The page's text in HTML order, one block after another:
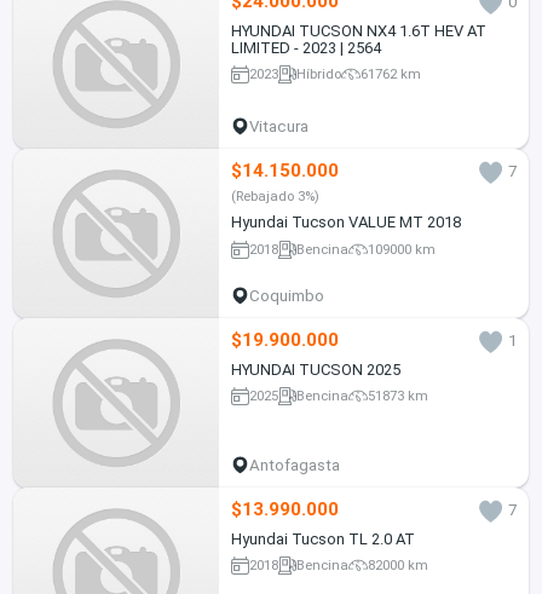
HYUNDAI TUCSON NX4 1.6T HEV AT
LIMITED - 2023 | 2564
2023 Híbrido 61762 km
Vitacura
$14.150.000 7
(Rebajado 3%)
Hyundai Tucson VALUE MT 2018
2018 Bencina 109000 km
Coquimbo
$19.900.000
1
HYUNDAI TUCSON 2025
2025 Bencina 51873 km
Antofagasta
$13.990.000
7
Hyundai Tucson TL 2.0 AT
2018 Bencina 82000 km